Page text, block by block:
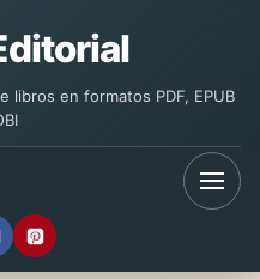
libros en formatos PDF, EPUB